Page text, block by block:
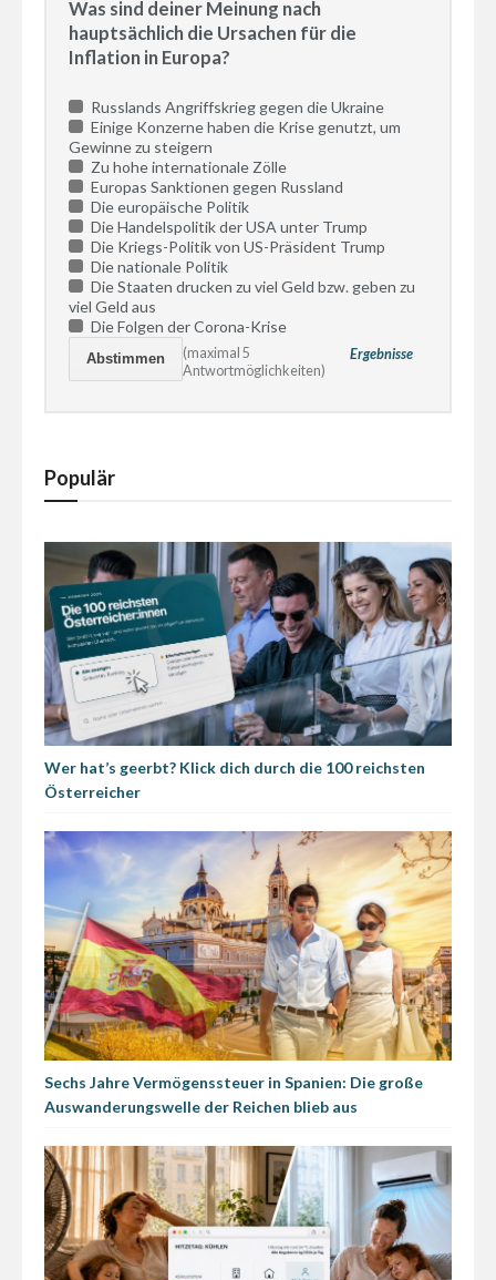
Was sind deiner Meinung nach
hauptsächlich die Ursachen für die
Inflation in Europa?
Russlands Angriffskrieg gegen die Ukraine
Einige Konzerne haben die Krise genutzt, um
Gewinne zu steigern
Zu hohe internationale Zölle
Europas Sanktionen gegen Russland
Die europäische Politik
Die Handelspolitik der USA unter Trump
Die Kriegs-Politik von US-Präsident Trump
Die nationale Politik
Die Staaten drucken zu viel Geld bzw. geben zu
viel Geld aus
Die Folgen der Corona-Krise
Ergebnisse
(maximal 5
Antwortmöglichkeiten)
Populär
Wer hat’s geerbt? Klick dich durch die 100 reichsten
Österreicher
Sechs Jahre Vermögenssteuer in Spanien: Die große
Auswanderungswelle der Reichen blieb aus